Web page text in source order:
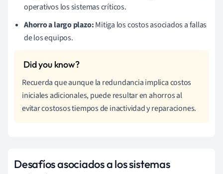
operativos los sistemas críticos.
Ahorro a largo plazo:Mitiga los costos asociados a fallas
de los equipos.
Recuerda que aunque la redundancia implica costos
iniciales adicionales, puede resultar en ahorros al
evitar costosos tiempos de inactividad y reparaciones.
Desafíos asociados a los sistemas